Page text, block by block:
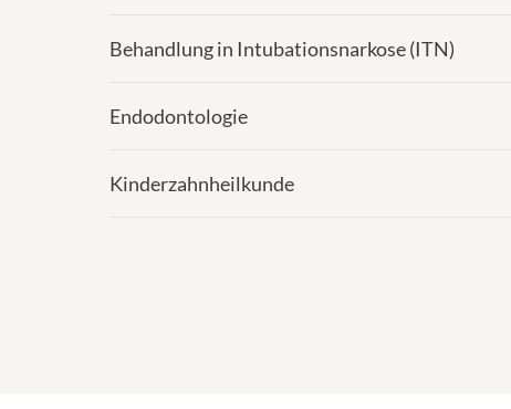
Behandlung in Intubationsnarkose (ITN)
Endodontologie
Kinderzahnheilkunde